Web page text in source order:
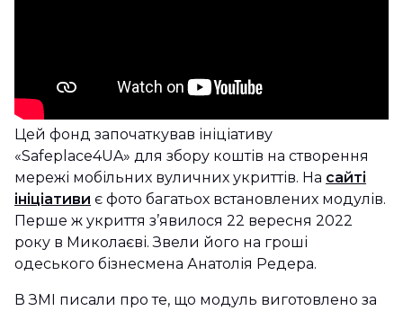
Цей фонд започаткував ініціативу
«Safeplace4UA» для збору коштів на створення
мережі мобільних вуличних укриттів. На сайті
ініціативи є фото багатьох встановлених модулів.
Перше ж укриття з’явилося 22 вересня 2022
року в Миколаєві. Звели його на гроші
одеського бізнесмена Анатолія Редера.
В ЗМІ писали про те, що модуль виготовлено за